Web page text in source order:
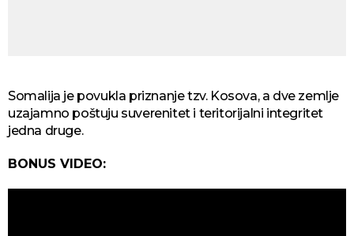
Somalija je povukla priznanje tzv. Kosova, a dve zemlje
uzajamno poštuju suverenitet i teritorijalni integritet
jedna druge.
BONUS VIDEO: